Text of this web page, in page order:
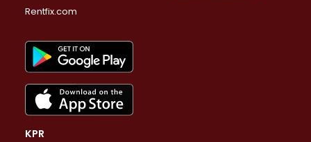
Rentfix.com
KPR